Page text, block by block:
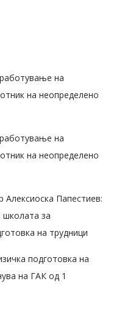
на
на неопределено
на
на неопределено
Папестиев:
школата за
на трудници
подготовка на
на ГАК од 1